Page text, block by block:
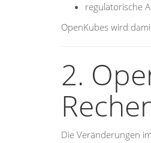
regulatorische
OpenKubes wird
2.
Die Veränderungen